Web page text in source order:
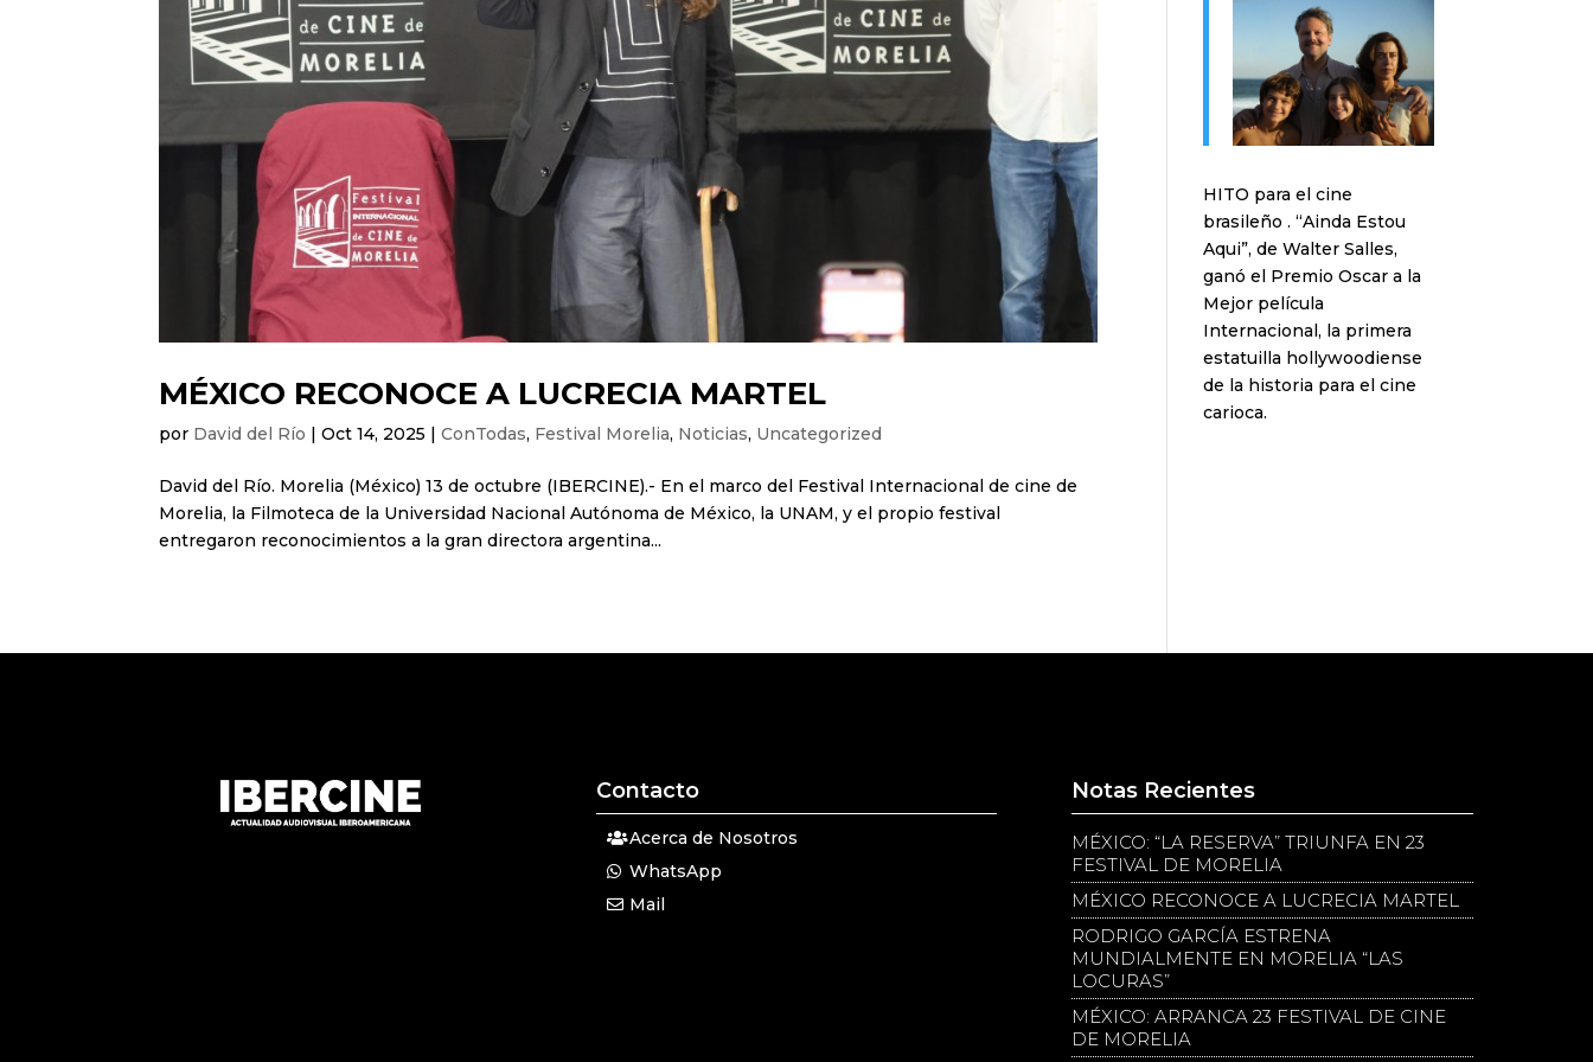
MÉXICO RECONOCE A LUCRECIA MARTEL
por David del Río |Oct 14, 2025 |ConTodas, Festival Morelia, Noticias, Uncategorized
David del Río. Morelia (México) 13 de octubre (IBERCINE).- En el marco del Festival Internacional de cine de
Morelia, la Filmoteca de la Universidad Nacional Autónoma de México, la UNAM, y el propio festival
entregaron reconocimientos a la gran directora argentina...
HITO para el cine
brasileño . “Ainda Estou
Aqui”, de Walter Salles,
ganó el Premio Oscar a la
Mejor película
Internacional, la primera
estatuilla hollywoodiense
de la historia para el cine
carioca.
Contacto
Acerca de Nosotros
WhatsApp
Mail
Notas Recientes
MÉXICO: “LA RESERVA” TRIUNFA EN 23
FESTIVAL DE MORELIA
MÉXICO RECONOCE A LUCRECIA MARTEL
RODRIGO GARCÍA ESTRENA
MUNDIALMENTE EN MORELIA “LAS
LOCURAS”
MÉXICO: ARRANCA 23 FESTIVAL DE CINE
DE MORELIA